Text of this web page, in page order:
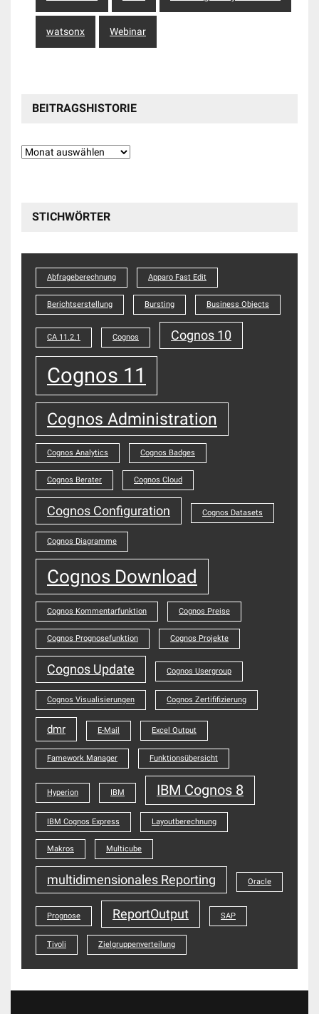
watsonx Webinar
BEITRAGSHISTORIE
Beitragshistorie
STICHWÖRTER
Abfrageberechnung Apparo Fast Edit
Berichtserstellung Bursting Business Objects
CA 11.2.1 Cognos Cognos 10
Cognos 11
Cognos Administration
Cognos Analytics Cognos Badges
Cognos Berater Cognos Cloud
Cognos Configuration Cognos Datasets
Cognos Diagramme
Cognos Download
Cognos Kommentarfunktion Cognos Preise
Cognos Prognosefunktion Cognos Projekte
Cognos Update Cognos Usergroup
Cognos Visualisierungen Cognos Zertififizierung
dmr E-Mail Excel Output
Famework Manager Funktionsübersicht
Hyperion IBM IBM Cognos 8
IBM Cognos Express Layoutberechnung
Makros Multicube
multidimensionales Reporting Oracle
Prognose ReportOutput SAP
Tivoli Zielgruppenverteilung